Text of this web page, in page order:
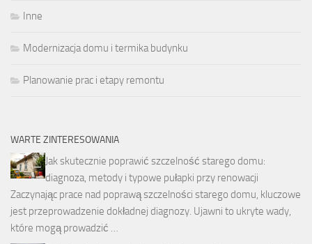
Inne
Modernizacja domu i termika budynku
Planowanie prac i etapy remontu
WARTE ZINTERESOWANIA
Jak skutecznie poprawić szczelność starego domu:
diagnoza, metody i typowe pułapki przy renowacji
Zaczynając prace nad poprawą szczelności starego domu, kluczowe
jest przeprowadzenie dokładnej diagnozy. Ujawni to ukryte wady,
które mogą prowadzić …